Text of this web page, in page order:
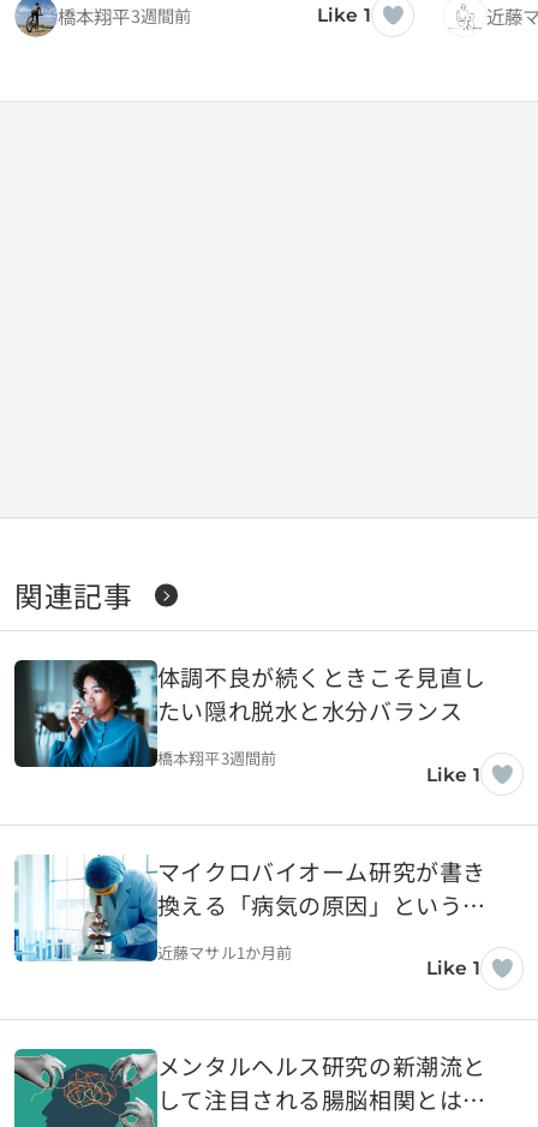
橋本翔平3週間前 Like 1 近藤
関連記事
体調不良が続くときこそ見直し
たい隠れ脱水と水分バランス
橋本翔平3週間前
Like 1
マイクロバイオーム研究が書き
換える「病気の原因」という考
え方
近藤マサル1か月前
Like 1
メンタルヘルス研究の新潮流と
して注目される腸脳相関とは何